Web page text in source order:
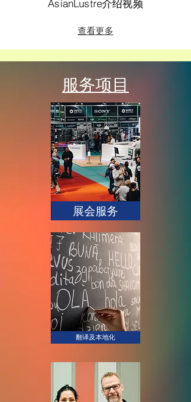
AsianLustre介绍视频
查看更多
服务项目
展会服务
翻译及本地化